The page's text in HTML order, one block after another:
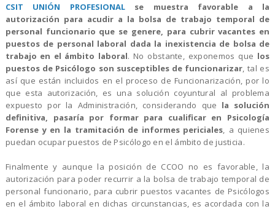
CSIT UNIÓN PROFESIONAL
se muestra favorable a la
autorización para acudir a la bolsa de trabajo temporal de
personal funcionario que se genere, para cubrir vacantes en
puestos de personal laboral dada la inexistencia de bolsa de
trabajo en el ámbito laboral. No obstante, exponemos que los
puestos de Psicólogo son susceptibles de funcionarizar, tal es
así que están incluidos en el proceso de Funcionarización, por lo
que esta autorización, es una solución coyuntural al problema
expuesto por la Administración, considerando que la solución
definitiva, pasaría por formar para cualificar en Psicología
Forense y en la tramitación de informes periciales, a quienes
puedan ocupar puestos de Psicólogo en el ámbito de justicia.
Finalmente y aunque la posición de CCOO no es favorable, la
autorización para poder recurrir a la bolsa de trabajo temporal de
personal funcionario, para cubrir puestos vacantes de Psicólogos
en el ámbito laboral en dichas circunstancias, es acordada con la